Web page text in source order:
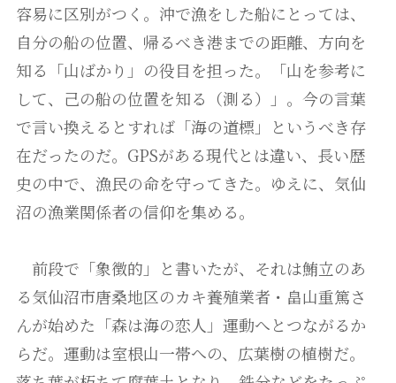
容易に区別がつく。沖で漁をした船にとっては、
自分の船の位置、帰るべき港までの距離、方向を
知る「山ばかり」の役目を担った。「山を参考に
して、己の船の位置を知る（測る）」。今の言葉
で言い換えるとすれば「海の道標」というべき存
在だったのだ。GPSがある現代とは違い、長い歴
史の中で、漁民の命を守ってきた。ゆえに、気仙
沼の漁業関係者の信仰を集める。
前段で「象徴的」と書いたが、それは鮪立のあ
る気仙沼市唐桑地区のカキ養殖業者・畠山重篤さ
んが始めた「森は海の恋人」運動へとつながるか
らだ。運動は室根山一帯への、広葉樹の植樹だ。